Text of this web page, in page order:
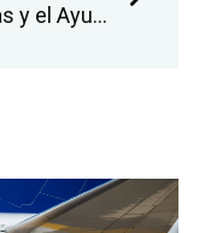
Aerocas y el Ayuntamiento de Castelló promueven las actividades turística, logística e industrial